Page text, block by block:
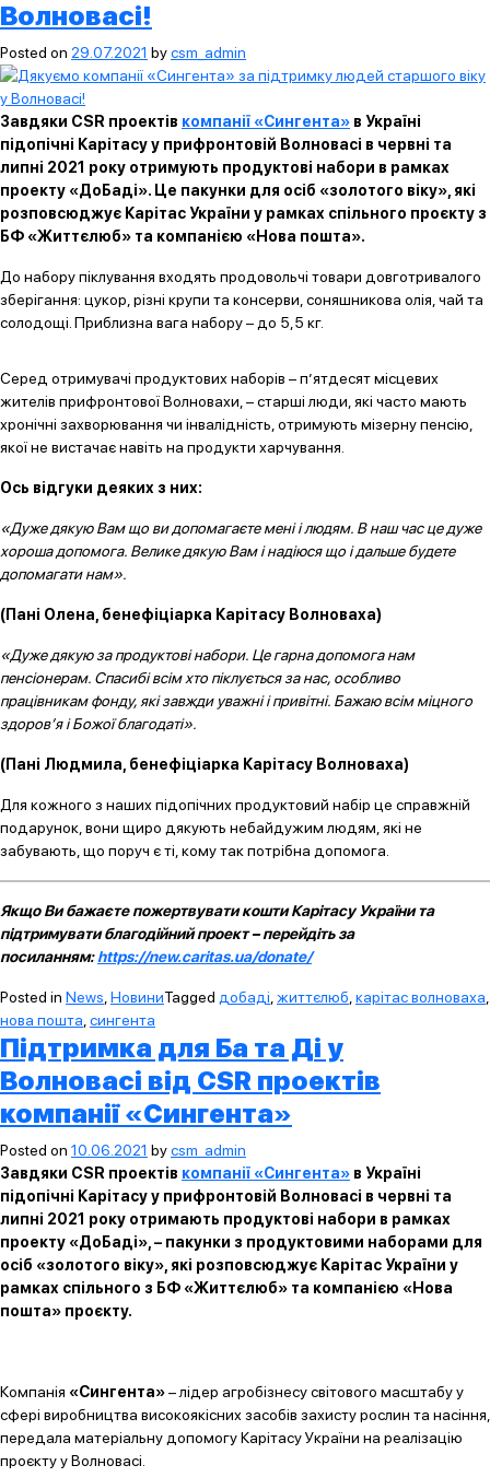
Волновасі!
Posted on 29.07.2021 bycsm_admin
Завдяки CSR проектів компанії «Сингента» в Україні
підопічні Карітасу у прифронтовій Волновасі в червні та
липні 2021 року отримують продуктові набори в рамках
проекту «ДоБаді». Це пакунки для осіб «золотого віку», які
розповсюджує Карітас України у рамках спільного проєкту з
БФ «Життєлюб» та компанією «Нова пошта».
До набору піклування входять продовольчі товари довготривалого
зберігання: цукор, різні крупи та консерви, соняшникова олія, чай та
солодощі. Приблизна вага набору – до 5,5 кг.
Серед отримувачі продуктових наборів – п’ятдесят місцевих
жителів прифронтової Волновахи, – старші люди, які часто мають
хронічні захворювання чи інвалідність, отримують мізерну пенсію,
якої не вистачає навіть на продукти харчування.
Ось відгуки деяких з них:
«Дуже дякую Вам що ви допомагаєте мені і людям. В наш час це дуже
хороша допомога. Велике дякую Вам і надіюся що і дальше будете
допомагати нам».
(Пані Олена, бенефіціарка Карітасу Волноваха)
«Дуже дякую за продуктові набори. Це гарна допомога нам
пенсіонерам. Спасибі всім хто піклується за нас, особливо
працівникам фонду, які завжди уважні і привітні. Бажаю всім міцного
здоров’я і Божої благодаті».
(Пані Людмила, бенефіціарка Карітасу Волноваха)
Для кожного з наших підопічних продуктовий набір це справжній
подарунок, вони щиро дякують небайдужим людям, які не
забувають, що поруч є ті, кому так потрібна допомога.
Якщо Ви бажаєте пожертвувати кошти Карітасу України та
підтримувати благодійний проект – перейдіть за
посиланням:https://new.caritas.ua/donate/
Posted in News НовиниTagged добаді життєлюб карітас волноваха
нова пошта сингента
Підтримка для Ба та Ді у
Волновасі від CSR проектів
компанії «Сингента»
Posted on 10.06.2021 bycsm_admin
Завдяки CSR проектів компанії «Сингента» в Україні
підопічні Карітасу у прифронтовій Волновасі в червні та
липні 2021 року отримають продуктові набори в рамках
проекту «ДоБаді», – пакунки з продуктовими наборами для
осіб «золотого віку», які розповсюджує Карітас України у
рамках спільного з БФ «Життєлюб» та компанією «Нова
пошта» проєкту.
Компанія «Сингента»– лідер агробізнесу світового масштабу у
сфері виробництва високоякісних засобів захисту рослин та насіння,
передала матеріальну допомогу Карітасу України на реалізацію
проєкту у Волновасі.